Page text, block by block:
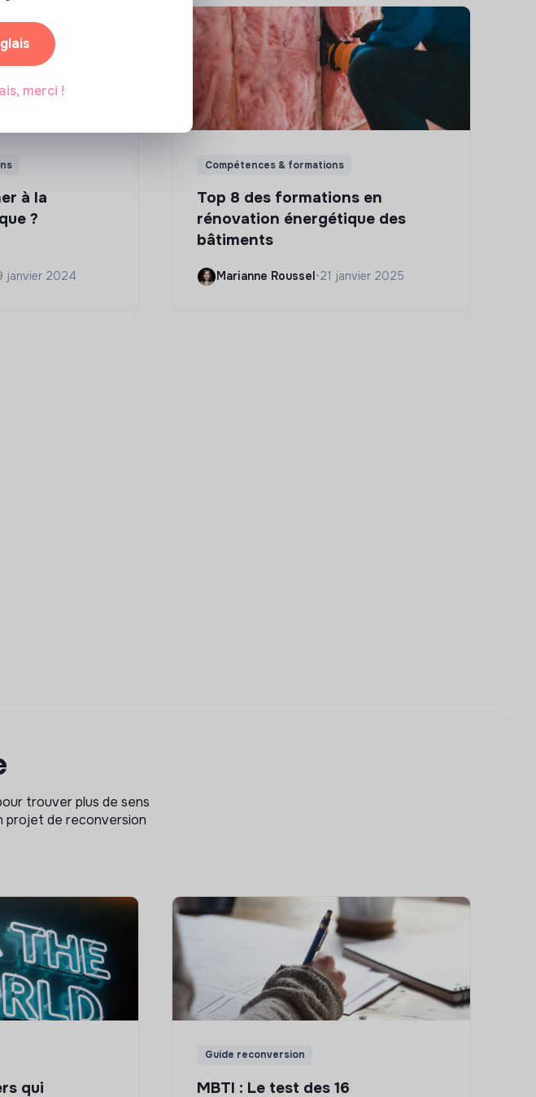
à la
?
janvier 2024
Compétences & formations
Top 8 des formations en
rénovation énergétique des
bâtiments
Marianne Roussel•21 janvier 2025
trouver plus de sens
projet de reconversion
qui
Guide reconversion
MBTI : Le test des 16
merci !